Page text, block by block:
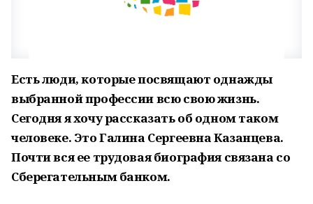
Есть люди, которые посвящают однажды
выбранной профессии всю свою жизнь.
Сегодня я хочу рассказать об одном таком
человеке. Это Галина Сергеевна Казанцева.
Почти вся ее трудовая биография связана со
Сберегательным банком.